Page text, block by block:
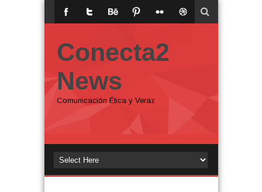
Conecta2
News
Comunicación Ética y Veraz